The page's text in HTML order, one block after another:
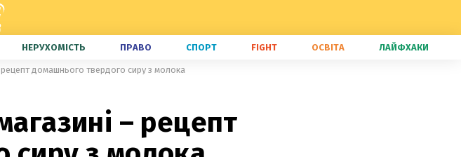
НЕРУХОМІСТЬ ПРАВО СПОРТ FIGHT ОСВІТА ЛАЙФХАКИ
рецепт домашнього твердого сиру з молока
– рецепт